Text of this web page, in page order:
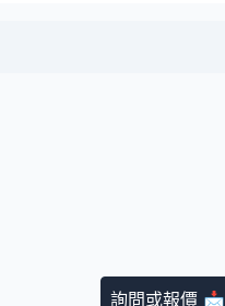
詢問或報價 📩